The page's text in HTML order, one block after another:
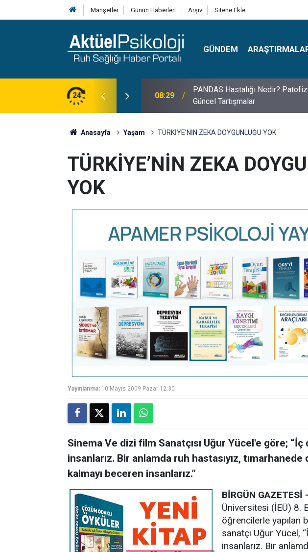
Manşetler Günün Haberleri Arşiv Sitene Ekle
GÜNDEM
24
Klinik Özellikleri, Tanı Kriterleri ve
10:30 10 Mayıs Psikologlar Günü Nasıl
Anasayfa Yaşam TÜRKİYE’NİN ZEKA DOYGUNLUĞU YOK
TÜRKİYE’NİN ZEKA
YOK
Yayınlanma: 10 Mayıs 2009 Pazar 12:30
Sinema Ve dizi film Sanatçısı Uğur Yücel'e göre; “İç
insanlarız. Bir anlamda ruh hastasıyız,
kalmayı beceren insanlarız.”
BİRGÜN GAZETESİ -
Üniversitesi (İEÜ) 8.
öğrencilerle yapılan
sanatçı Uğur Yücel,
insanlarız. Bir